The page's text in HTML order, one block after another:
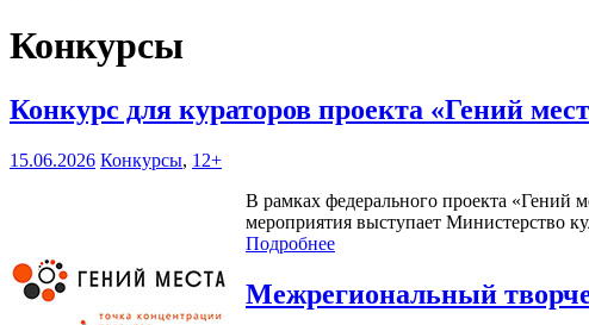
Конкурсы
Конкурс для кураторов проекта «Гений
15.06.2026 Конкурсы, 12+
В рамках федерального проекта «Гений
мероприятия выступает Министерство
Подробнее
Межрегиональный